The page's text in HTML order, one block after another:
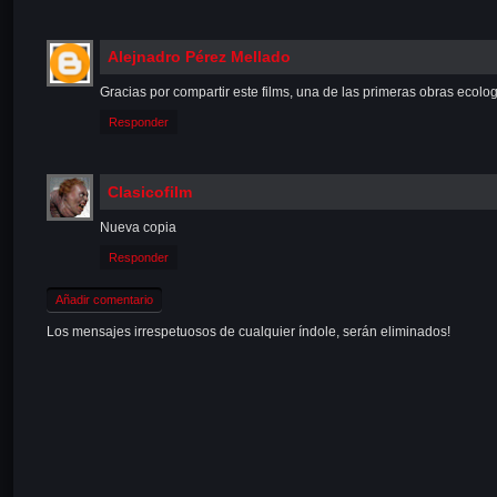
Alejnadro Pérez Mellado
Gracias por compartir este films, una de las primeras obras
Responder
Clasicofilm
Nueva copia
Responder
Añadir comentario
Los mensajes irrespetuosos de cualquier índole, serán eliminados!